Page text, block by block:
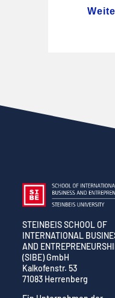
STEINBEIS SCHOOL OF
INTERNATIONAL
AND
(SIBE) GmbH
Kalkofenstr. 53
71083 Herrenberg